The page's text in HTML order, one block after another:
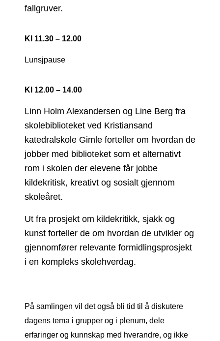
fallgruver.
Kl 11.30 – 12.00
Lunsjpause
Kl 12.00 – 14.00
Linn Holm Alexandersen og Line Berg fra
skolebiblioteket ved Kristiansand
katedralskole Gimle forteller om hvordan de
jobber med biblioteket som et alternativt
rom i skolen der elevene får jobbe
kildekritisk, kreativt og sosialt gjennom
skoleåret.
Ut fra prosjekt om kildekritikk, sjakk og
kunst forteller de om hvordan de utvikler og
gjennomfører relevante formidlingsprosjekt
i en kompleks skolehverdag.
På samlingen vil det også bli tid til å diskutere
dagens tema i grupper og i plenum, dele
erfaringer og kunnskap med hverandre, og ikke